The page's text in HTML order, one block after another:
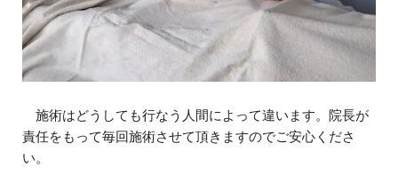
施術はどうしても行なう人間によって違います。院長が
責任をもって毎回施術させて頂きますのでご安心くださ
い。